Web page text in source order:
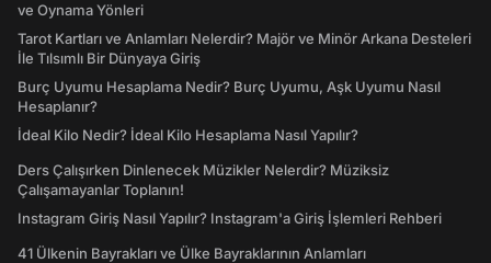
ve Oynama Yönleri
Tarot Kartları ve Anlamları Nelerdir? Majör ve Minör Arkana Desteleri
İle Tılsımlı Bir Dünyaya Giriş
Burç Uyumu Hesaplama Nedir? Burç Uyumu, Aşk Uyumu Nasıl
Hesaplanır?
İdeal Kilo Nedir? İdeal Kilo Hesaplama Nasıl Yapılır?
Ders Çalışırken Dinlenecek Müzikler Nelerdir? Müziksiz
Çalışamayanlar Toplanın!
Instagram Giriş Nasıl Yapılır? Instagram'a Giriş İşlemleri Rehberi
41 Ülkenin Bayrakları ve Ülke Bayraklarının Anlamları